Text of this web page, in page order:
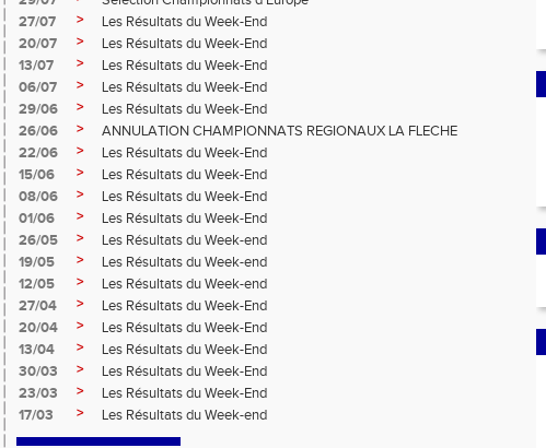
27/07
>
Les Résultats du Week-End
20/07
>
Les Résultats du Week-End
13/07
>
Les Résultats du Week-End
06/07
>
Les Résultats du Week-End
29/06
>
Les Résultats du Week-End
26/06
>
ANNULATION CHAMPIONNATS REGIONAUX LA FLECHE
22/06
>
Les Résultats du Week-End
15/06
>
Les Résultats du Week-End
08/06
>
Les Résultats du Week-End
01/06
>
Les Résultats du Week-End
26/05
>
Les Résultats du Week-end
19/05
>
Les Résultats du Week-end
12/05
>
Les Résultats du Week-end
27/04
>
Les Résultats du Week-End
20/04
>
Les Résultats du Week-End
13/04
>
Les Résultats du Week-End
30/03
>
Les Résultats du Week-End
23/03
>
Les Résultats du Week-End
17/03
> Les Résultats du Week-end